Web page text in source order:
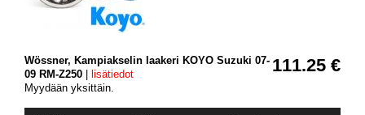
111.25 €
Wössner, Kampiakselin laakeri KOYO Suzuki 07-
09 RM-Z250
lisätiedot
Myydään yksittäin.